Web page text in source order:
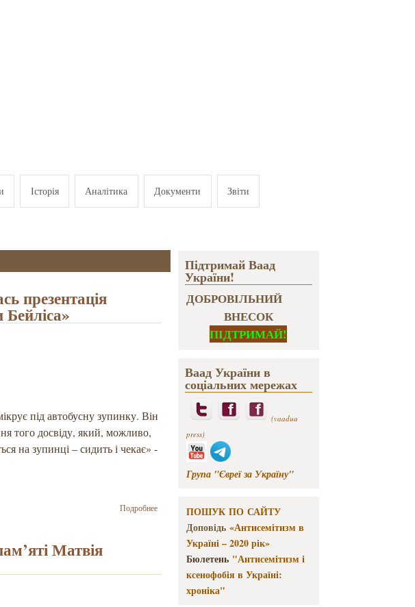
Історія Аналітика Документи Звіти
презентація
під автобусну зупинку. Він
того досвіду, який, можливо,
на зупинці – сидить і чекає» -
Подробнеео «Сидиш і
чекаєш» - у
відбулась
презентація
пам’ятного
Матвія
Підтримай Ваад
України!
ДОБРОВІЛЬНИЙ
ВНЕСОК
ПІДТРИМАЙ!
Ваад України в
соціальних мережах
(vaadua
press)
Група "Євреї за Україну"
ПОШУК ПО САЙТУ
Доповідь «Антисемітизм в
Україні – 2020 рік»
Бюлетень "Антисемітизм і
ксенофобія в Україні:
хроніка"